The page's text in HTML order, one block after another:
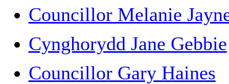
Councillor Melanie
Cynghorydd Jane Gebbie
Councillor Gary Haines